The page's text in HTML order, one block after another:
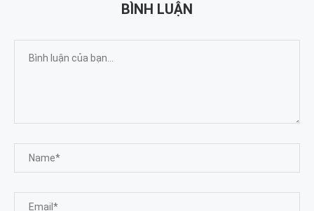
BÌNH LUẬN